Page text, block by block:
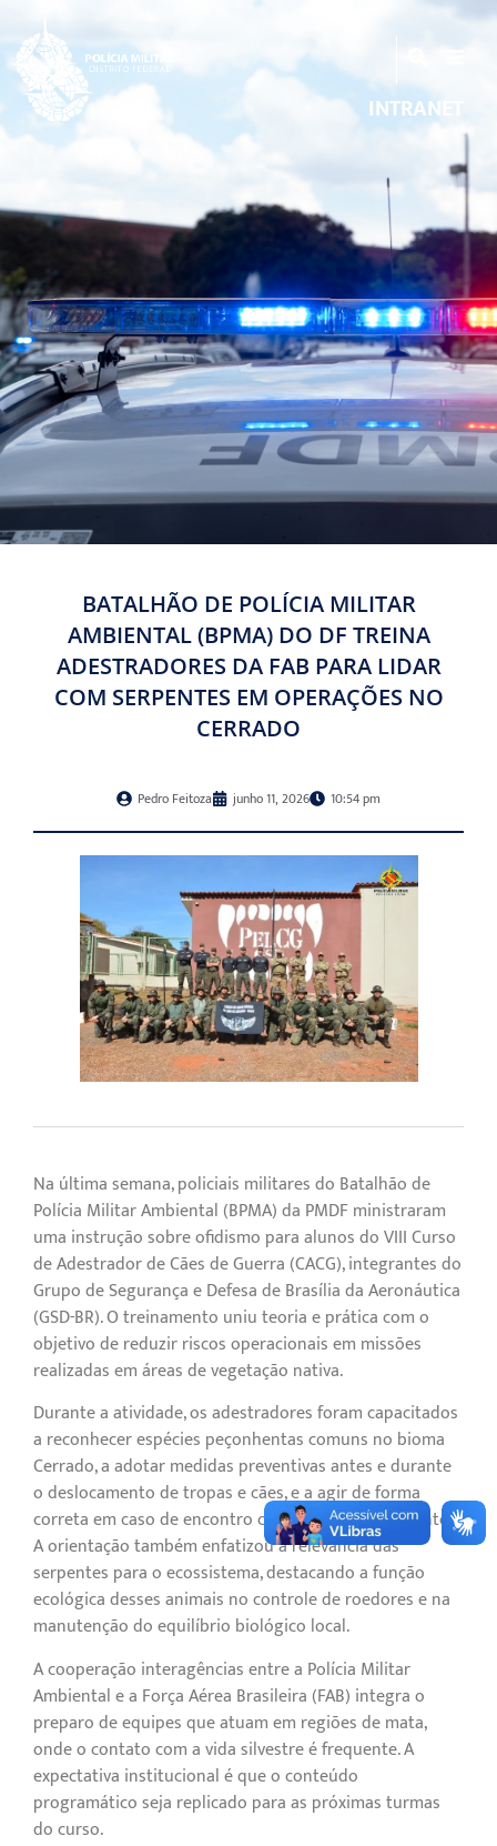
INTRANET
BATALHÃO DE POLÍCIA MILITAR
AMBIENTAL (BPMA) DO DF TREINA
ADESTRADORES DA FAB PARA LIDAR
COM SERPENTES EM OPERAÇÕES NO
CERRADO
Pedro Feitoza junho 11, 2026 10:54 pm
Na última semana, policiais militares do Batalhão de
Polícia Militar Ambiental (BPMA) da PMDF ministraram
uma instrução sobre ofidismo para alunos do VIII Curso
de Adestrador de Cães de Guerra (CACG), integrantes do
Grupo de Segurança e Defesa de Brasília da Aeronáutica
(GSD-BR). O treinamento uniu teoria e prática com o
objetivo de reduzir riscos operacionais em missões
realizadas em áreas de vegetação nativa.
Durante a atividade, os adestradores foram capacitados
a reconhecer espécies peçonhentas comuns no bioma
Cerrado, a adotar medidas preventivas antes e durante
o deslocamento de tropas e cães, e a agir de forma
correta em caso de encontro com animais peçonhentos.
A orientação também enfatizou a relevância das
serpentes para o ecossistema, destacando a função
ecológica desses animais no controle de roedores e na
manutenção do equilíbrio biológico local.
A cooperação interagências entre a Polícia Militar
Ambiental e a Força Aérea Brasileira (FAB) integra o
preparo de equipes que atuam em regiões de mata,
onde o contato com a vida silvestre é frequente. A
expectativa institucional é que o conteúdo
programático seja replicado para as próximas turmas
do curso.